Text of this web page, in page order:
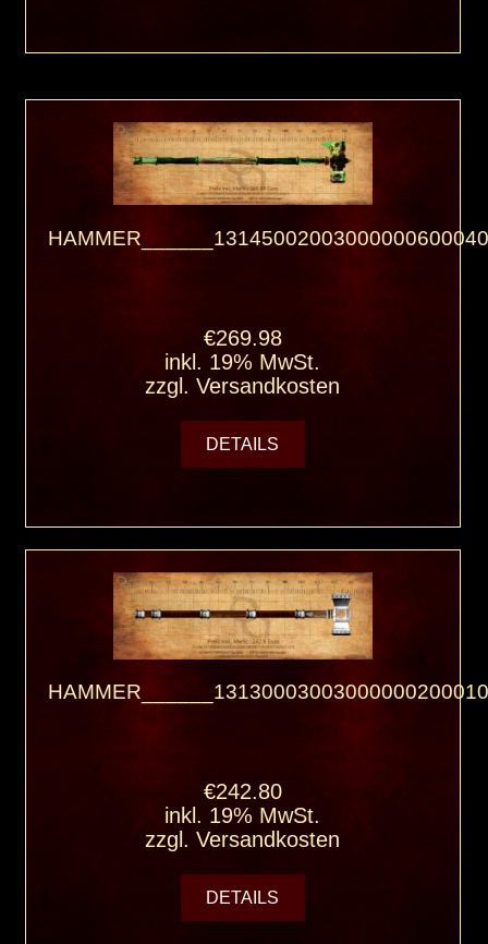
€269.98
inkl. 19% MwSt.
zzgl.Versandkosten
DETAILS
€242.80
inkl. 19% MwSt.
zzgl.Versandkosten
DETAILS